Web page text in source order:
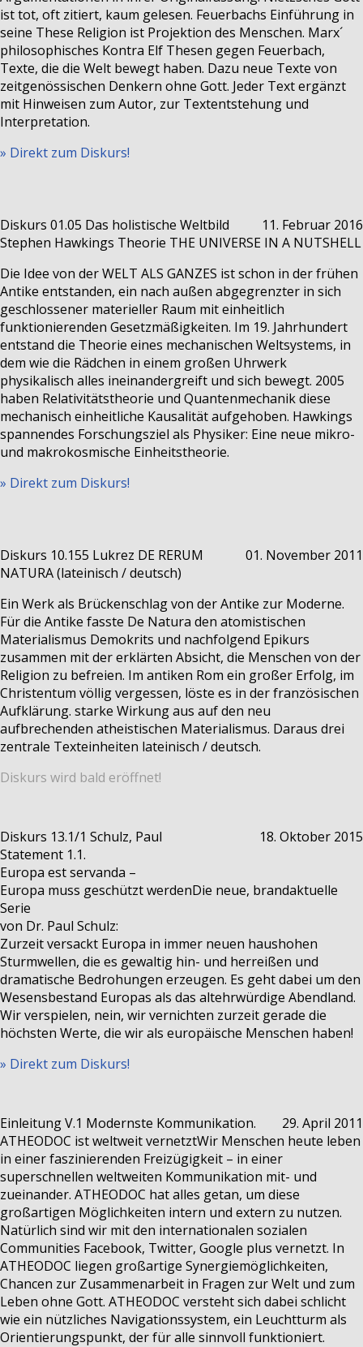
ist tot, oft zitiert, kaum gelesen. Feuerbachs Einführung in
seine These Religion ist Projektion des Menschen. Marx´
philosophisches Kontra Elf Thesen gegen Feuerbach,
Texte, die die Welt bewegt haben. Dazu neue Texte von
zeitgenössischen Denkern ohne Gott. Jeder Text ergänzt
mit Hinweisen zum Autor, zur Textentstehung und
Interpretation.
» Direkt zum Diskurs!
Diskurs 01.05 11. Februar 2016
Das holistische Weltbild
Stephen Hawkings Theorie THE UNIVERSE IN A NUTSHELL
Die Idee von der WELT ALS GANZES ist schon in der frühen
Antike entstanden, ein nach außen abgegrenzter in sich
geschlossener materieller Raum mit einheitlich
funktionierenden Gesetzmäßigkeiten. Im 19. Jahrhundert
entstand die Theorie eines mechanischen Weltsystems, in
dem wie die Rädchen in einem großen Uhrwerk
physikalisch alles ineinandergreift und sich bewegt. 2005
haben Relativitätstheorie und Quantenmechanik diese
mechanisch einheitliche Kausalität aufgehoben. Hawkings
spannendes Forschungsziel als Physiker: Eine neue mikro-
und makrokosmische Einheitstheorie.
» Direkt zum Diskurs!
Diskurs 10.155 01. November 2011
Lukrez DE RERUM
NATURA (lateinisch / deutsch)
Ein Werk als Brückenschlag von der Antike zur Moderne.
Für die Antike fasste De Natura den atomistischen
Materialismus Demokrits und nachfolgend Epikurs
zusammen mit der erklärten Absicht, die Menschen von der
Religion zu befreien. Im antiken Rom ein großer Erfolg, im
Christentum völlig vergessen, löste es in der französischen
Aufklärung. starke Wirkung aus auf den neu
aufbrechenden atheistischen Materialismus. Daraus drei
zentrale Texteinheiten lateinisch / deutsch.
Diskurs wird bald eröffnet!
Diskurs 13.1/1 18. Oktober 2015
Schulz, Paul
Statement 1.1.
Europa est servanda –
Europa muss geschützt werdenDie neue, brandaktuelle
Serie
von Dr. Paul Schulz:
Zurzeit versackt Europa in immer neuen haushohen
Sturmwellen, die es gewaltig hin- und herreißen und
dramatische Bedrohungen erzeugen. Es geht dabei um den
Wesensbestand Europas als das altehrwürdige Abendland.
Wir verspielen, nein, wir vernichten zurzeit gerade die
höchsten Werte, die wir als europäische Menschen haben!
» Direkt zum Diskurs!
Einleitung V.1 29. April 2011
Modernste Kommunikation.
ATHEODOC ist weltweit vernetztWir Menschen heute leben
in einer faszinierenden Freizügigkeit – in einer
superschnellen weltweiten Kommunikation mit- und
zueinander. ATHEODOC hat alles getan, um diese
großartigen Möglichkeiten intern und extern zu nutzen.
Natürlich sind wir mit den internationalen sozialen
Communities Facebook, Twitter, Google plus vernetzt. In
ATHEODOC liegen großartige Synergiemöglichkeiten,
Chancen zur Zusammenarbeit in Fragen zur Welt und zum
Leben ohne Gott. ATHEODOC versteht sich dabei schlicht
wie ein nützliches Navigationssystem, ein Leuchtturm als
Orientierungspunkt, der für alle sinnvoll funktioniert.